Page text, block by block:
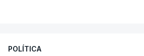
POLÍTICA